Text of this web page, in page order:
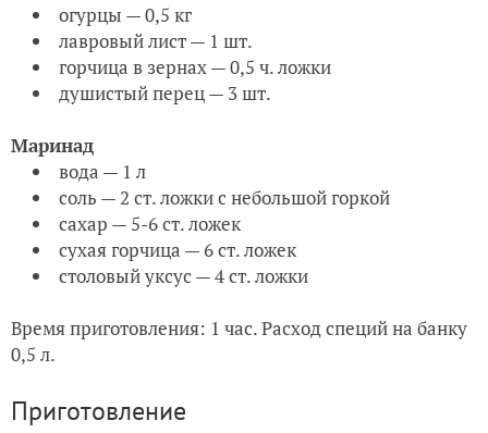
огурцы — 0,5 кг
лавровый лист — 1 шт.
горчица в зернах — 0,5 ч. ложки
душистый перец — 3 шт.
Маринад
вода — 1 л
соль — 2 ст. ложки с небольшой горкой
сахар — 5-6 ст. ложек
сухая горчица — 6 ст. ложек
столовый уксус — 4 ст. ложки
Время приготовления: 1 час. Расход специй на банку
0,5 л.
Приготовление